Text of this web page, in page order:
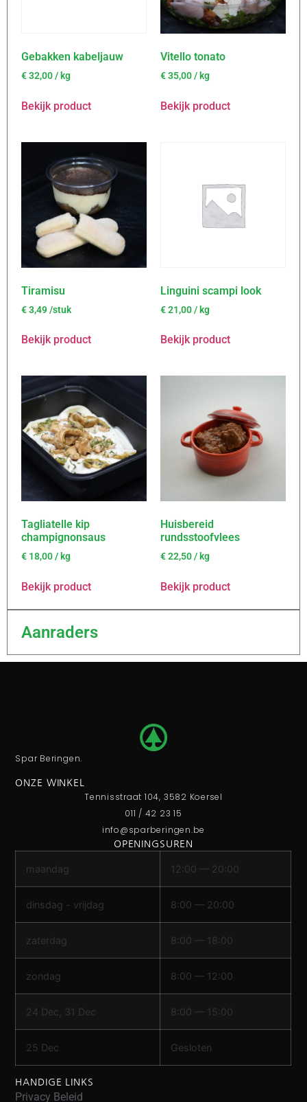
Gebakken kabeljauw
€32,00/ kg
Bekijk product
Vitello tonato
€35,00/ kg
Bekijk product
Tiramisu
€3,49/stuk
Bekijk product
Linguini scampi look
€21,00/ kg
Bekijk product
Tagliatelle kip
champignonsaus
€ 18,00/ kg
Bekijk product
Huisbereid
rundsstoofvlees
€22,50/ kg
Bekijk product
Aanraders
Spar Beringen.
ONZE WINKEL
Tennisstraat 104, 3582 Koersel
011 / 42 23 15
info@sparberingen.be
OPENINGSUREN
maandag 12:00 — 20:00
dinsdag - vrijdag 8:00 — 20:00
zaterdag 8:00 — 18:00
zondag 8:00 — 12:00
24 Dec, 31 Dec 8:00 — 15:00
25 Dec Gesloten
HANDIGE LINKS
Privacy Beleid